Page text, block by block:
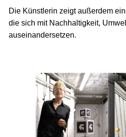
Die Künstlerin zeigt außerdem
die sich mit Nachhaltigkeit,
auseinandersetzen.